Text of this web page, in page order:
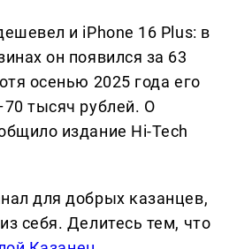
и iPhone 16 Plus: в
он появился за 63
осенью 2025 года его
тысяч рублей. О
издание Hi-Tech
для добрых казанцев,
себя. Делитеcь тем, что